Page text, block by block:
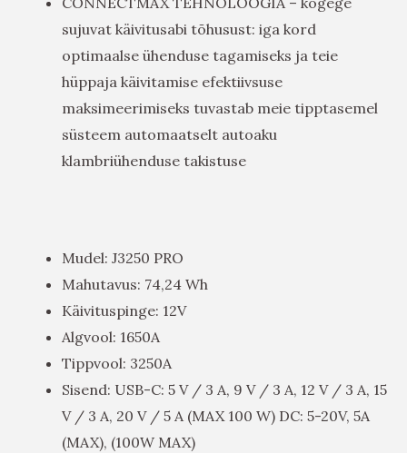
sujuvat käivitusabi tõhusust: iga kord
optimaalse ühenduse tagamiseks ja teie
hüppaja käivitamise efektiivsuse
maksimeerimiseks tuvastab meie tipptasemel
süsteem automaatselt autoaku
klambriühenduse takistuse
Mudel: J3250 PRO
Mahutavus: 74,24 Wh
Käivituspinge: 12V
Algvool: 1650A
Tippvool: 3250A
Sisend: USB-C: 5 V / 3 A, 9 V / 3 A, 12 V / 3 A, 15
V / 3 A, 20 V / 5 A (MAX 100 W) DC: 5-20V, 5A
(MAX), (100W MAX)